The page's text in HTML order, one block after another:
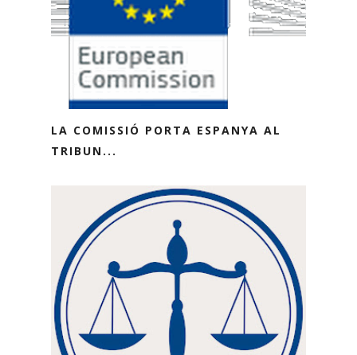
LA COMISSIÓ PORTA ESPANYA AL
TRIBUN...